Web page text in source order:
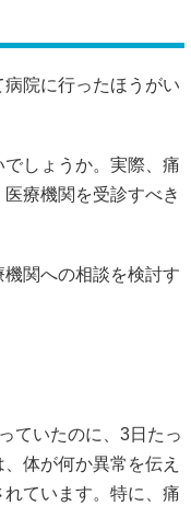
病院に行ったほうがい
でしょう か。 実際、 痛
医療機関 を受診すべき
機関への相談を検討す
っていたのに、 3日 た っ
体が何か異常 を伝え
れてい ます。 特に、 痛